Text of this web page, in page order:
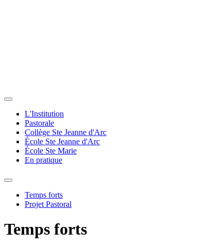
L'Institution
Pastorale
Collège Ste Jeanne d'Arc
École Ste Jeanne d'Arc
École Ste Marie
En pratique
Temps forts
Projet Pastoral
Temps forts